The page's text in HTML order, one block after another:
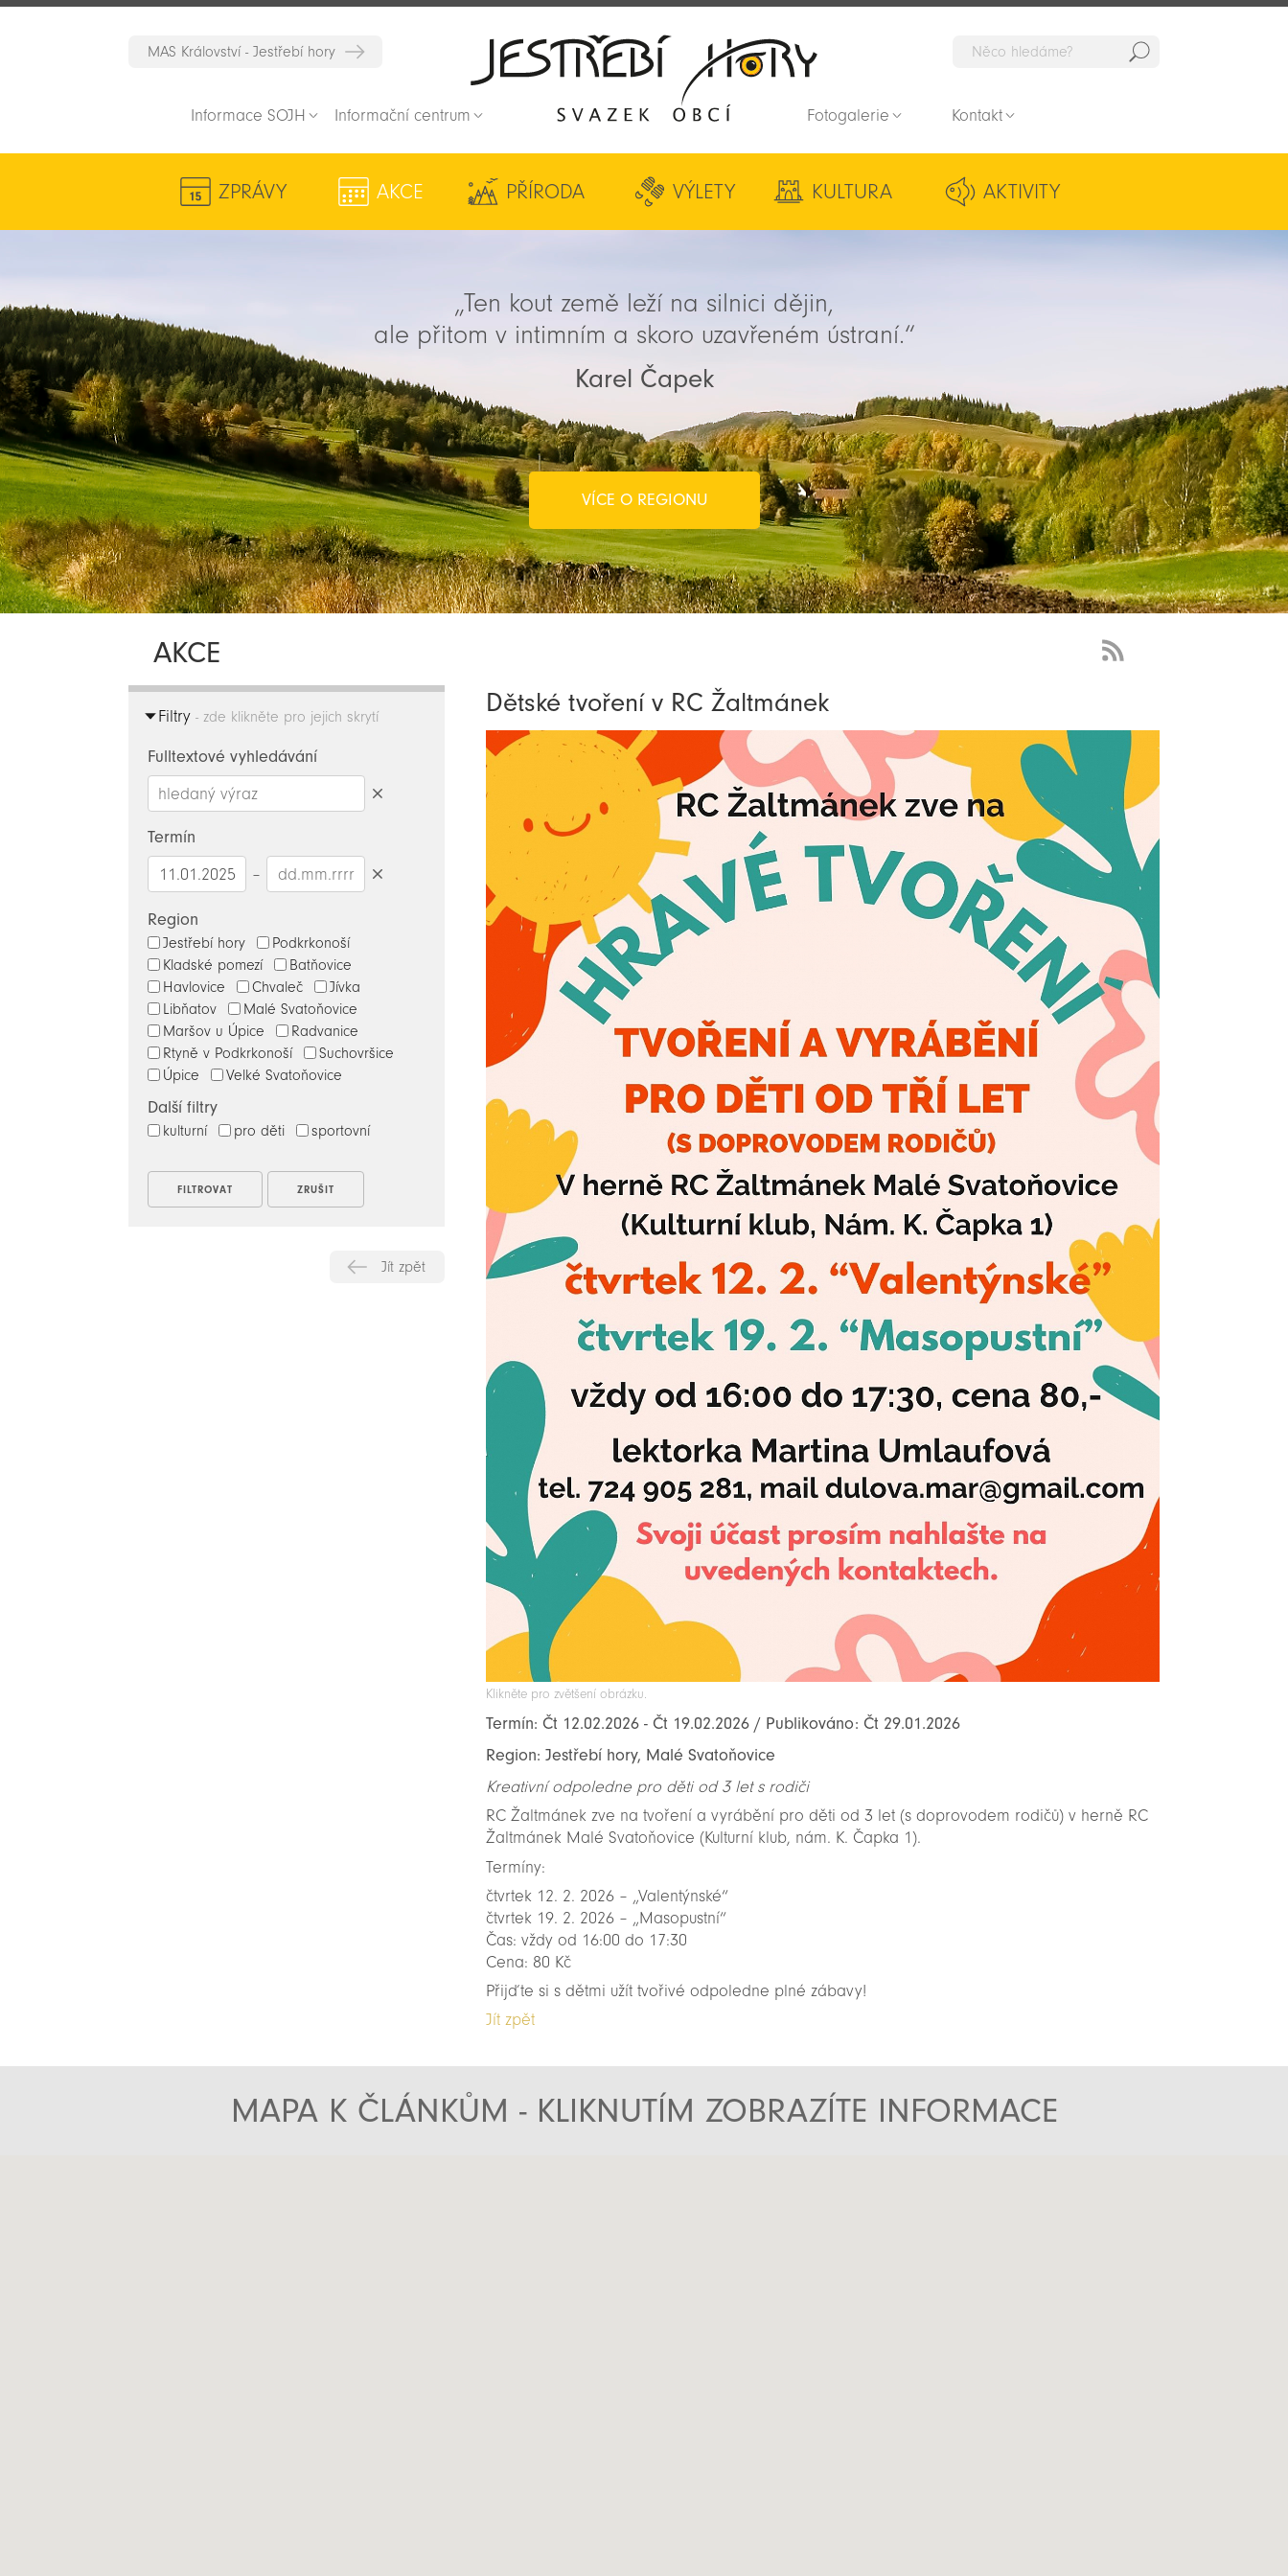
MAS Království - Jestřebí hory
Informace SOJH Informační centrum Fotogalerie Kontakt
ZPRÁVY AKCE PŘÍRODA VÝLETY KULTURA AKTIVITY
„Ten kout země leží na silnici dějin,
ale přitom v intimním a skoro uzavřeném ústraní.“
Karel Čapek
VÍCE O REGIONU
AKCE
novinky
Filtry - zde klikněte pro jejich skrytí
Fulltextové vyhledávání
Termín
–
Region
Jestřebí hory
Podkrkonoší
Kladské pomezí
Batňovice
Havlovice
Chvaleč
Jívka
Libňatov
Malé Svatoňovice
Maršov u Úpice
Radvanice
Rtyně v Podkrkonoší
Suchovršice
Úpice
Velké Svatoňovice
Další filtry
kulturní pro děti sportovní
Jít zpět
Dětské tvoření v RC Žaltmánek
Klikněte pro zvětšení obrázku.
Termín: Čt 12.02.2026 - Čt 19.02.2026 / Publikováno: Čt 29.01.2026
Region: Jestřebí hory, Malé Svatoňovice
Kreativní odpoledne pro děti od 3 let s rodiči
RC Žaltmánek zve na tvoření a vyrábění pro děti od 3 let (s doprovodem rodičů) v herně RC
Žaltmánek Malé Svatoňovice (Kulturní klub, nám. K. Čapka 1).
Termíny:
čtvrtek 12. 2. 2026 – „Valentýnské“
čtvrtek 19. 2. 2026 – „Masopustní“
Čas: vždy od 16:00 do 17:30
Cena: 80 Kč
Přijďte si s dětmi užít tvořivé odpoledne plné zábavy!
Jít zpět
MAPA K ČLÁNKŮM - KLIKNUTÍM ZOBRAZÍTE INFORMACE